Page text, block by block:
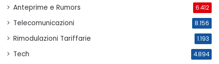
Anteprime e Rumors 6.412
Telecomunicazioni 8.156
Rimodulazioni Tariffarie 1.193
Tech 4.894